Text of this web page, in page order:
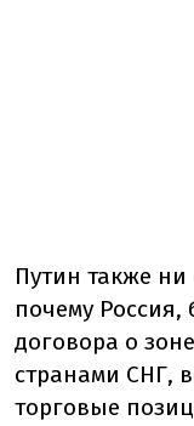
Путин также
почему
договора о
странами СНГ,
торговые